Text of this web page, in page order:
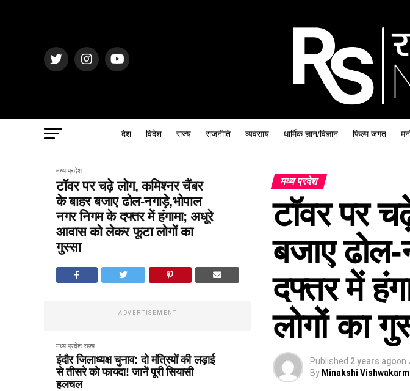
देश विदेश राज्य राजनीति व्यवसाय धार्मिक ज्ञान/विज्ञान फिल्म जगत
मध्य प्रदेश
टॉवर पर चढ़े लोग, कमिश्नर चैंबर
के बाहर बजाए ढोल-नगाड़े,भोपाल
नगर निगम के दफ्तर में हंगामा; अधूरे
आवास को लेकर फूटा लोगों का
गुस्सा
ADVERTISEMENT
मध्य प्रदेश राज्य
इंदौर जिलाध्यक्ष चुनाव: दो मंत्रियों की लड़ाई
से तीसरे को फायदा! जानें पूरी सियासी
हलचल
मध्य प्रदेश
टॉवर पर
बजाए
दफ्तर में
लोगों का
Published 2 years agoon
By Minakshi